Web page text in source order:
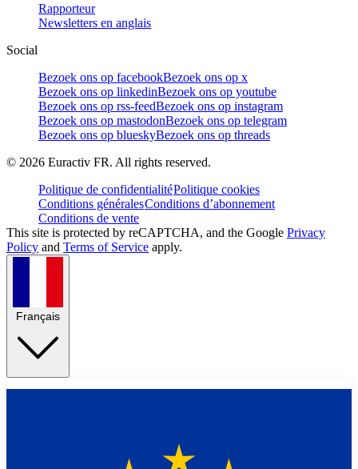
Rapporteur
Newsletters en anglais
Social
Bezoek ons op facebookBezoek ons op x
Bezoek ons op linkedinBezoek ons op youtube
Bezoek ons op rss-feedBezoek ons op instagram
Bezoek ons op mastodonBezoek ons op telegram
Bezoek ons op blueskyBezoek ons op threads
© 2026 Euractiv FR. All rights reserved.
Politique de confidentialitéPolitique cookies
Conditions généralesConditions d’abonnement
Conditions de vente
This site is protected by reCAPTCHA, and the Google Privacy
Policy and Terms of Service apply.
Français